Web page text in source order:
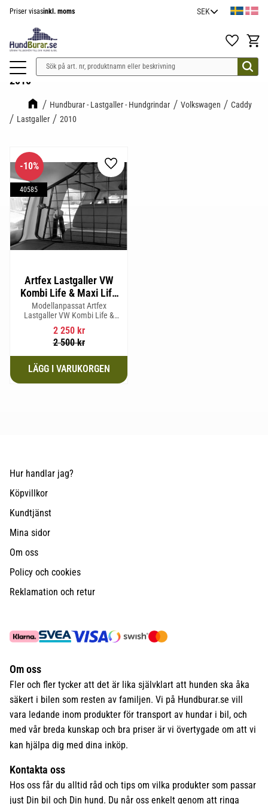
Priser visasinkl. moms
Favoriter
2010
Hundburar - Lastgaller - Hundgrindar Volkswagen
Caddy
Lastgaller
2010
Artfex Lastgaller VW
Kombi Life & Maxi Life
2004-2020
Modellanpassat Artfex
Lastgaller VW Kombi Life &
Maxi Life 2004-2020
2 250kr
2 500kr
10%
40585
Lägg till i favoriter
Hur handlar jag?
Köpvillkor
Kundtjänst
Mina sidor
Om oss
Policy och cookies
Reklamation och retur
Om oss
Fler och fler tycker att det är lika självklart att hunden ska åka
säkert i bilen som resten av familjen. Vi på Hundburar.se vill
vara ledande inom produkter för transport av hundar i bil, och
med vår breda kunskap och bra priser är vi övertygade om att vi
kan hjälpa dig med dina inköp.
Kontakta oss
Hos oss får du alltid råd och tips om vilka produkter som passar
just Din bil och Din hund. Du når oss enkelt genom att ringa